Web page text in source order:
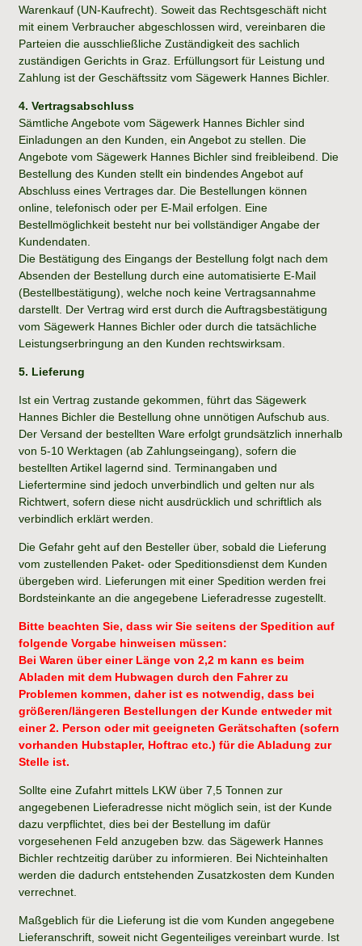
Warenkauf (UN-Kaufrecht). Soweit das Rechtsgeschäft nicht
mit einem Verbraucher abgeschlossen wird, vereinbaren die
Parteien die ausschließliche Zuständigkeit des sachlich
zuständigen Gerichts in Graz. Erfüllungsort für Leistung und
Zahlung ist der Geschäftssitz vom Sägewerk Hannes Bichler.
4. Vertragsabschluss
Sämtliche Angebote vom Sägewerk Hannes Bichler sind
Einladungen an den Kunden, ein Angebot zu stellen. Die
Angebote vom Sägewerk Hannes Bichler sind freibleibend. Die
Bestellung des Kunden stellt ein bindendes Angebot auf
Abschluss eines Vertrages dar. Die Bestellungen können
online, telefonisch oder per E-Mail erfolgen. Eine
Bestellmöglichkeit besteht nur bei vollständiger Angabe der
Kundendaten.
Die Bestätigung des Eingangs der Bestellung folgt nach dem
Absenden der Bestellung durch eine automatisierte E-Mail
(Bestellbestätigung), welche noch keine Vertragsannahme
darstellt. Der Vertrag wird erst durch die Auftragsbestätigung
vom Sägewerk Hannes Bichler oder durch die tatsächliche
Leistungserbringung an den Kunden rechtswirksam.
5. Lieferung
Ist ein Vertrag zustande gekommen, führt das Sägewerk
Hannes Bichler die Bestellung ohne unnötigen Aufschub aus.
Der Versand der bestellten Ware erfolgt grundsätzlich innerhalb
von 5-10 Werktagen (ab Zahlungseingang), sofern die
bestellten Artikel lagernd sind. Terminangaben und
Liefertermine sind jedoch unverbindlich und gelten nur als
Richtwert, sofern diese nicht ausdrücklich und schriftlich als
verbindlich erklärt werden.
Die Gefahr geht auf den Besteller über, sobald die Lieferung
vom zustellenden Paket- oder Speditionsdienst dem Kunden
übergeben wird. Lieferungen mit einer Spedition werden frei
Bordsteinkante an die angegebene Lieferadresse zugestellt.
Bitte beachten Sie, dass wir Sie seitens der Spedition auf
folgende Vorgabe hinweisen müssen:
Bei Waren über einer Länge von 2,2 m kann es beim
Abladen mit dem Hubwagen durch den Fahrer zu
Problemen kommen, daher ist es notwendig, dass bei
größeren/längeren Bestellungen der Kunde entweder mit
einer 2. Person oder mit geeigneten Gerätschaften (sofern
vorhanden Hubstapler, Hoftrac etc.) für die Abladung zur
Stelle ist.
Sollte eine Zufahrt mittels LKW über 7,5 Tonnen zur
angegebenen Lieferadresse nicht möglich sein, ist der Kunde
dazu verpflichtet, dies bei der Bestellung im dafür
vorgesehenen Feld anzugeben bzw. das Sägewerk Hannes
Bichler rechtzeitig darüber zu informieren. Bei Nichteinhalten
werden die dadurch entstehenden Zusatzkosten dem Kunden
verrechnet.
Maßgeblich für die Lieferung ist die vom Kunden angegebene
Lieferanschrift, soweit nicht Gegenteiliges vereinbart wurde. Ist